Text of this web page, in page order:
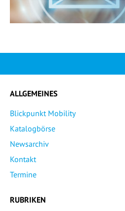
ALLGEMEINES
Blickpunkt Mobility
Katalogbörse
Newsarchiv
Kontakt
Termine
RUBRIKEN